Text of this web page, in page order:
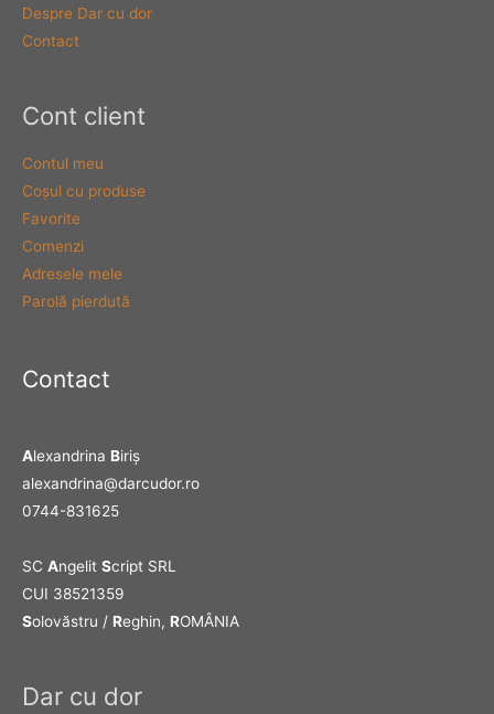
Despre Dar cu dor
Contact
Cont client
Contul meu
Coşul cu produse
Favorite
Comenzi
Adresele mele
Parolă pierdută
Contact
Alexandrina Biriş
alexandrina@darcudor.ro
0744-831625
SC Angelit Script SRL
CUI 38521359
Solovăstru / Reghin, ROMÂNIA
Dar cu dor